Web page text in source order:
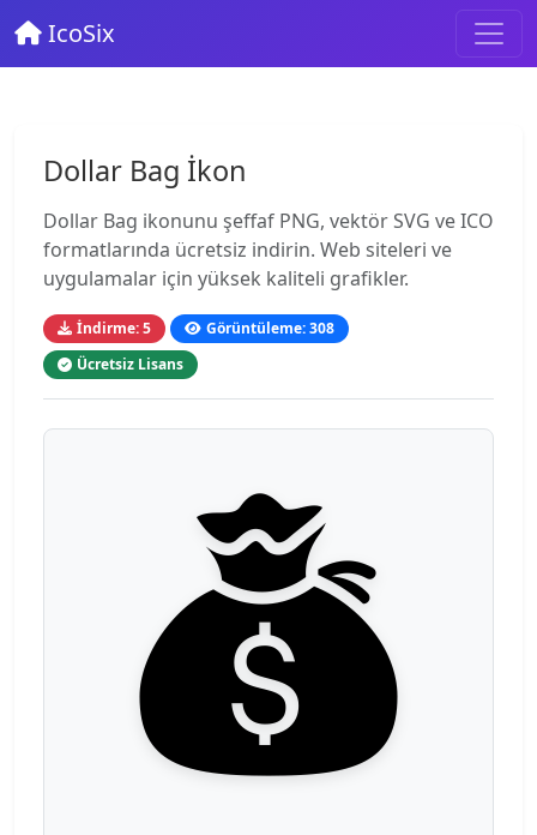
IcoSix
Dollar Bag İkon
Dollar Bag ikonunu şeffaf PNG, vektör SVG ve ICO
formatlarında ücretsiz indirin. Web siteleri ve
uygulamalar için yüksek kaliteli grafikler.
İndirme: 5
Görüntüleme: 308
Ücretsiz Lisans